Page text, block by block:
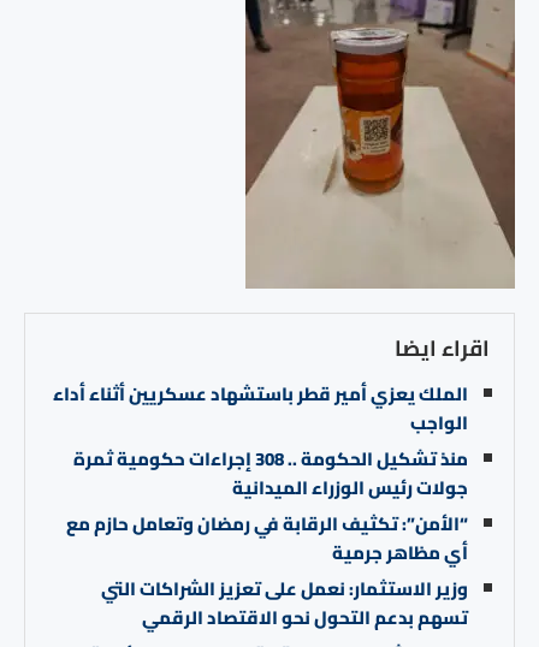
اقراء ايضا
الملك يعزي أمير قطر باستشهاد عسكريين أثناء أداء
الواجب
منذ تشكيل الحكومة .. 308 إجراءات حكومية ثمرة
جولات رئيس الوزراء الميدانية
“الأمن”: تكثيف الرقابة في رمضان وتعامل حازم مع
أي مظاهر جرمية
وزير الاستثمار: نعمل على تعزيز الشراكات التي
تسهم بدعم التحول نحو الاقتصاد الرقمي